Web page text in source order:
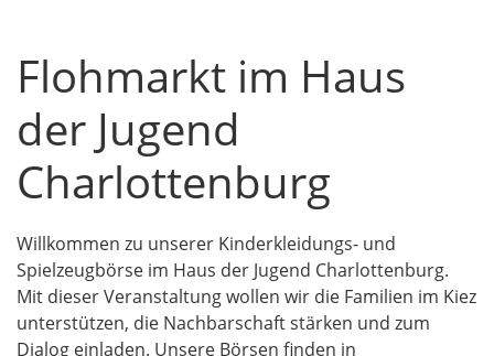
Flohmarkt im Haus
der Jugend
Charlottenburg
Willkommen zu unserer Kinderkleidungs- und
Spielzeugbörse im Haus der Jugend Charlottenburg.
Mit dieser Veranstaltung wollen wir die Familien im Kiez
unterstützen, die Nachbarschaft stärken und zum
Dialog einladen. Unsere Börsen finden in